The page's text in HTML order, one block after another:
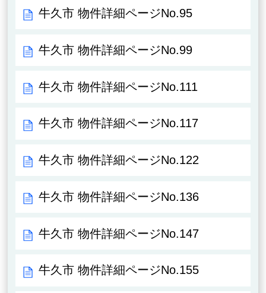
牛久市 物件詳細ページNo.95
牛久市 物件詳細ページNo.99
牛久市 物件詳細ページNo.111
牛久市 物件詳細ページNo.117
牛久市 物件詳細ページNo.122
牛久市 物件詳細ページNo.136
牛久市 物件詳細ページNo.147
牛久市 物件詳細ページNo.155